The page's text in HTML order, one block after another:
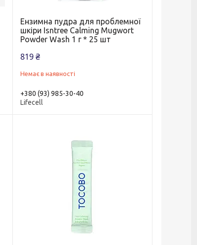
Ензимна пудра для проблемної
шкіри Isntree Calming Mugwort
Powder Wash 1 г * 25 шт
819 ₴
Немає в наявності
+380 (93) 985-30-40
Lifecell